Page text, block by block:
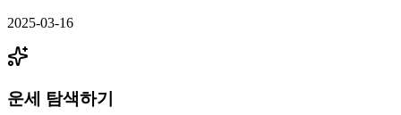
2025-03-16
운세 탐색하기